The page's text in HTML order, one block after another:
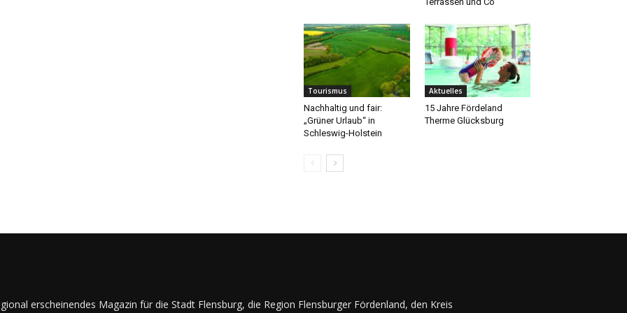
Tourismus
Nachhaltig und fair:
„Grüner Urlaub“ in
Schleswig-Holstein
Aktuelles
15 Jahre Fördeland
Therme Glücksburg
erscheinendes Magazin für die Stadt Flensburg, die Region Flensburger Fördenland, den Kreis